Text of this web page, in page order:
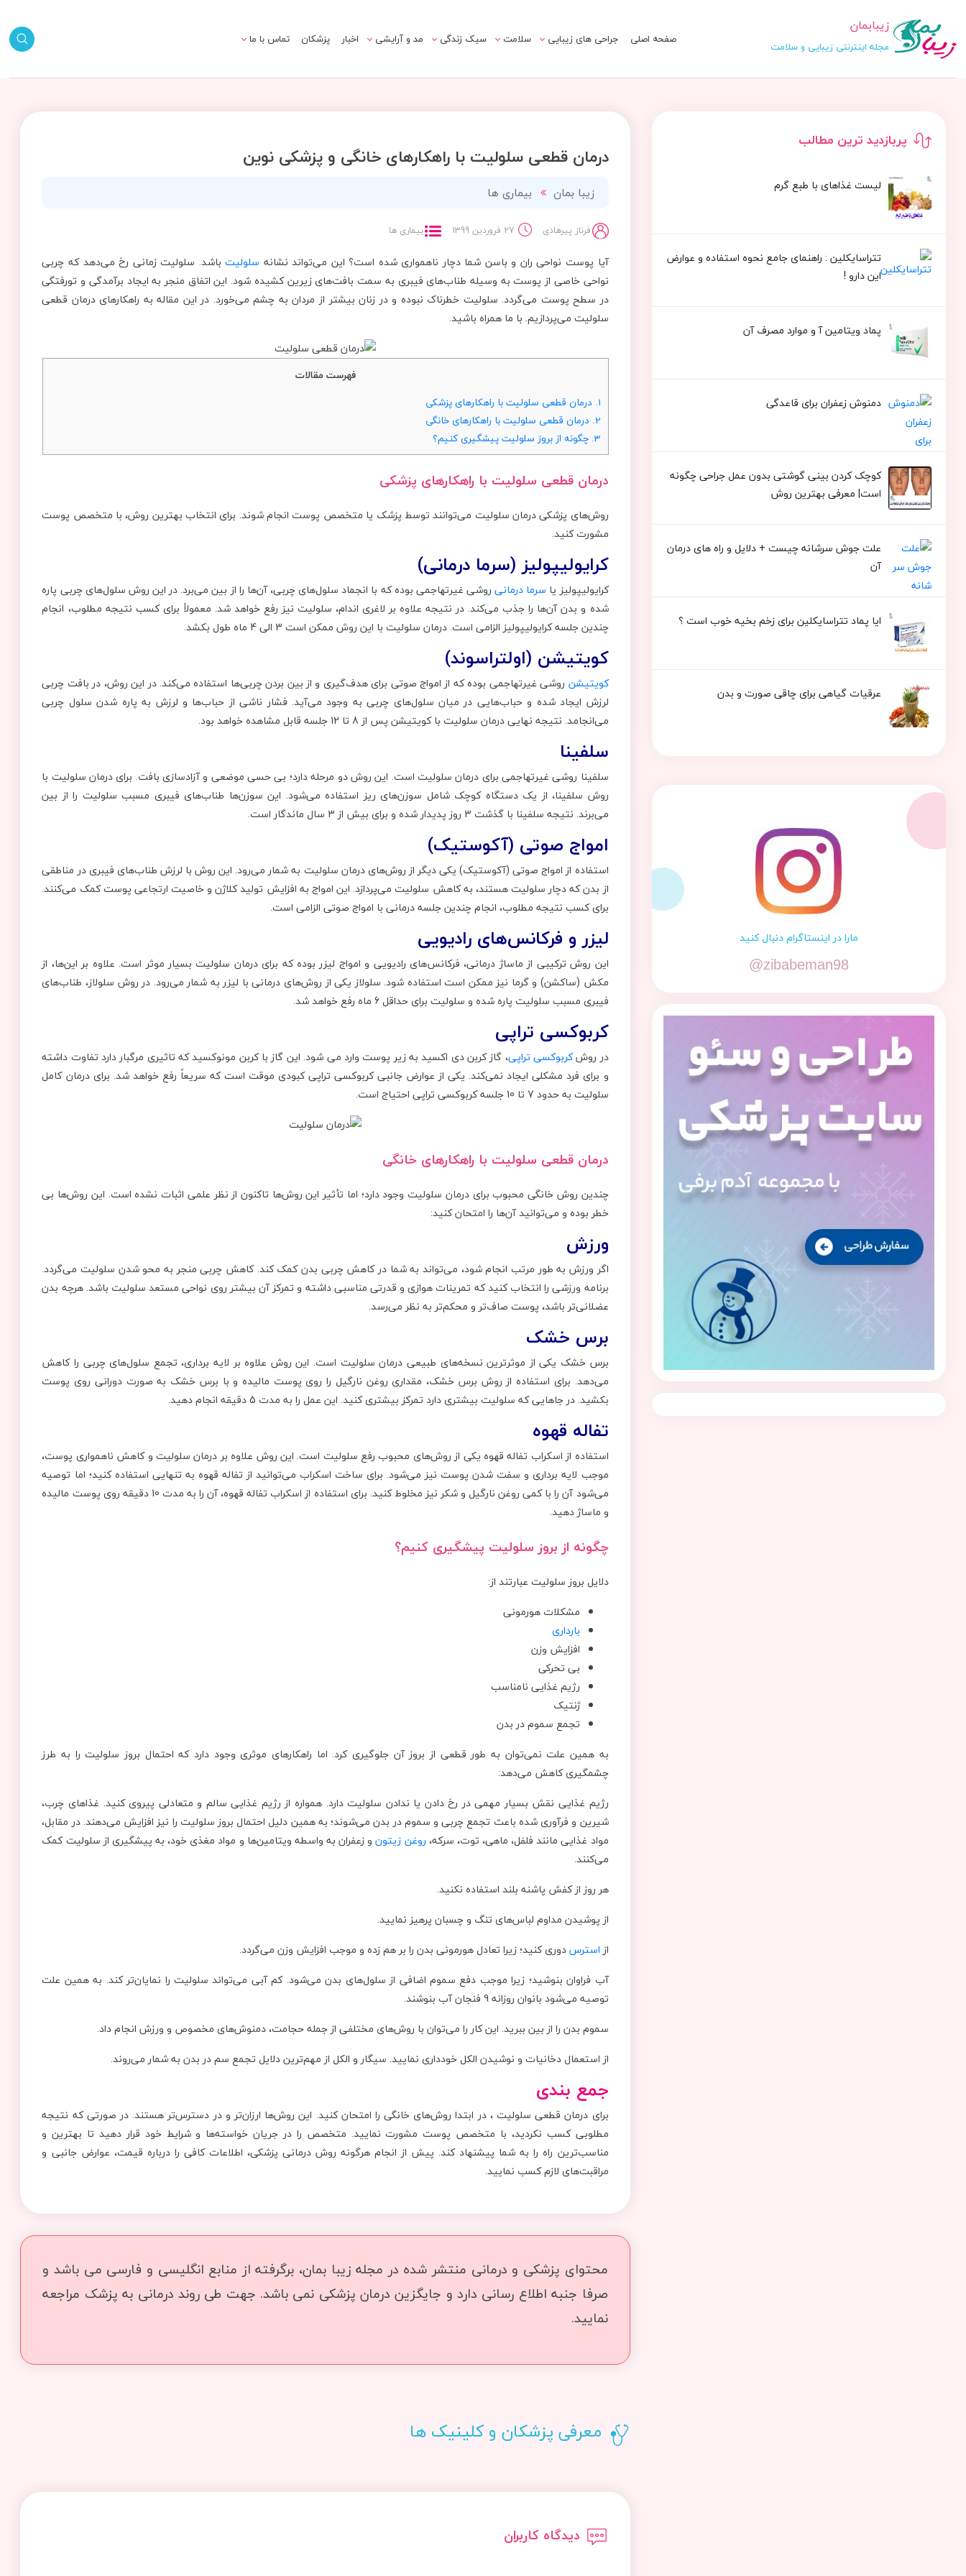
زیبابمان
مجله اینترنتی زیبایی و سلامت صفحه اصلی جراحی های زیبایی سلامت سبک زندگی مد و آرایشی اخبار پزشکان تماس با ما
پربازدید ترین مطالب
لیست غذاهای با طبع گرم
تتراسایکلین : راهنمای جامع نحوه استفاده و عوارض
این دارو !
پماد ویتامین آ و موارد مصرف آن
دمنوش زعفران برای قاعدگی
کوچک کردن بینی گوشتی بدون عمل جراحی چگونه
است| معرفی بهترین روش
علت جوش سرشانه چیست + دلایل و راه های درمان
آن
ایا پماد تتراسایکلین برای زخم بخیه خوب است ؟
عرقیات گیاهی برای چاقی صورت و بدن
مارا در اینستاگرام دنبال کنید
@zibabeman98
درمان قطعی سلولیت با راهکارهای خانگی و پزشکی نوین
زیبا بمان بیماری ها
فرناز پیرهادی 27 فروردین 1399 بیماری ها
آیا پوست نواحی ران و باسن شما دچار ناهمواری شده است؟ این می‌تواند نشانه سلولیتباشد. سلولیت زمانی رخ می‌دهد که چربی
نواحی خاصی از پوست به وسیله طناب‌های فیبری به سمت بافت‌های زیرین کشیده ‌شود. این اتفاق منجر به ایجاد برآمدگی و تورفتگی
در سطح پوست می‌گردد. سلولیت خطرناک نبوده و در زنان بیشتر از مردان به چشم می‌خورد. در این مقاله به راهکارهای درمان قطعی
سلولیت می‌پردازیم. با ما همراه باشید.
فهرست مقالات
1. درمان قطعی سلولیت با راهکارهای پزشکی
2. درمان قطعی سلولیت با راهکارهای خانگی
3. چگونه از بروز سلولیت پیشگیری کنیم؟
درمان قطعی سلولیت با راهکارهای پزشکی
روش‌های پزشکی درمان سلولیت می‌توانند توسط پزشک یا متخصص پوست انجام شوند. برای انتخاب بهترین روش، با متخصص پوست
مشورت کنید.
کرایولیپولیز (سرما درمانی)
کرایولیپولیز یا سرما درمانیروشی غیرتهاجمی بوده که با انجماد سلول‌های چربی، آن‌ها را از بین می‌برد. در این روش سلول‌های چربی پاره
شده و بدن آن‌ها را جذب می‌کند. در نتیجه علاوه بر لاغری اندام، سلولیت نیز رفع خواهد شد. معمولاً برای کسب نتیجه مطلوب، انجام
چندین جلسه کرایولیپولیز الزامی است. درمان سلولیت با این روش ممکن است 3 الی 4 ماه طول بکشد.
کویتیشن (اولتراسوند)
کویتیشن روشی غیرتهاجمی بوده که از امواج صوتی برای هدف‌گیری و از بین بردن چربی‌ها استفاده می‌کند. در این روش، در بافت چربی
لرزش ایجاد شده و حباب‌هایی در میان سلول‌های چربی به وجود می‌آید. فشار ناشی از حباب‌ها و لرزش به پاره شدن سلول چربی
می‌انجامد. نتیجه نهایی درمان سلولیت با کویتیشن پس از 8 تا 12 جلسه قابل مشاهده خواهد بود.
سلفینا
سلفینا روشی غیرتهاجمی برای درمان سلولیت است. این روش دو مرحله دارد؛ بی حسی موضعی و آزادسازی بافت. برای درمان سلولیت با
روش سلفینا، از یک دستگاه کوچک شامل سوزن‌های ریز استفاده می‌شود. این سوزن‌ها طناب‌های فیبری مسبب سلولیت را از بین
می‌برند. نتیجه سلفینا با گذشت 3 روز پدیدار شده و برای بیش از 3 سال ماندگار است.
امواج صوتی (آکوستیک)
استفاده از امواج صوتی (آکوستیک) یکی دیگر از روش‌های درمان سلولیت به شمار می‌رود. این روش با لرزش طناب‌های فیبری در مناطقی
از بدن که دچار سلولیت هستند، به کاهش سلولیت می‌پردازد. این امواج به افزایش تولید کلاژن و خاصیت ارتجاعی پوست کمک می‌کنند.
برای کسب نتیجه مطلوب، انجام چندین جلسه درمانی با امواج صوتی الزامی است.
لیزر و فرکانس‌های رادیویی
این روش‌ ترکیبی از ماساژ درمانی، فرکانس‌های رادیویی و امواج لیزر بوده که برای درمان سلولیت بسیار موثر است. علاوه بر این‌ها، از
مکش (ساکشن) و گرما نیز ممکن است استفاده شود. سلولاز یکی از روش‌های درمانی با لیزر به شمار می‌رود. در روش سلولاز، طناب‌های
فیبری مسبب سلولیت پاره شده و سلولیت برای حداقل 6 ماه رفع خواهد شد.
کربوکسی تراپی
در روشکربوکسی تراپی، گاز کربن دی اکسید به زیر پوست وارد می شود. این گاز با کربن مونوکسید که تاثیری مرگبار دارد تفاوت داشته
و برای فرد مشکلی ایجاد نمی‌کند. یکی از عوارض جانبی کربوکسی تراپی کبودی موقت است که سریعاً رفع خواهد شد. برای درمان کامل
سلولیت به حدود 7 تا 10 جلسه کربوکسی تراپی احتیاج است.
درمان قطعی سلولیت با راهکارهای خانگی
چندین روش خانگی محبوب برای درمان سلولیت وجود دارد؛ اما تأثیر این روش‌ها تاکنون از نظر علمی اثبات نشده است. این روش‌ها بی
خطر بوده و می‌توانید آن‌ها را امتحان کنید:
ورزش
اگر ورزش به طور مرتب انجام شود، می‌تواند به شما در کاهش چربی بدن کمک کند. کاهش چربی منجر به محو شدن سلولیت می‌گردد.
برنامه ورزشی را انتخاب کنید که تمرینات هوازی و قدرتی مناسبی داشته و تمرکز آن بیشتر روی نواحی مستعد سلولیت باشد. هرچه بدن
عضلانی‌تر باشد، پوست صاف‌تر و محکم‌تر به نظر می‌رسد.
برس خشک
برس خشک یکی از موثرترین نسخه‌های طبیعی درمان سلولیت است. این روش علاوه بر لایه برداری، تجمع سلول‌های چربی را کاهش
می‌دهد. برای استفاده از روش برس خشک، مقداری روغن نارگیل را روی پوست مالیده و با برس خشک به صورت دورانی روی پوست
بکشید. در جاهایی که سلولیت بیشتری دارد تمرکز بیشتری کنید. این عمل را به مدت 5 دقیقه انجام دهید.
تفاله قهوه
استفاده از اسکراب تفاله قهوه یکی از روش‌های محبوب رفع سلولیت است. این روش علاوه بر درمان سلولیت و کاهش ناهمواری پوست،
موجب لایه برداری و سفت شدن پوست نیز می‌شود. برای ساخت اسکراب می‌توانید از تفاله قهوه به تنهایی استفاده کنید؛ اما توصیه
می‌شود آن را با کمی روغن نارگیل و شکر نیز مخلوط کنید. برای استفاده از اسکراب تفاله قهوه، آن را به مدت 10 دقیقه روی پوست مالیده
و ماساژ دهید.
چگونه از بروز سلولیت پیشگیری کنیم؟
دلایل بروز سلولیت عبارتند از:
مشکلات هورمونی
بارداری
افزایش وزن
بی تحرکی
رژیم غذایی نامناسب
ژنتیک
تجمع سموم در بدن
به همین علت نمی‌توان به طور قطعی از بروز آن جلوگیری کرد. اما راهکارهای موثری وجود دارد که احتمال بروز سلولیت را به طرز
چشمگیری کاهش می‌دهد:
رژیم غذایی نقش بسیار مهمی در رخ دادن یا ندادن سلولیت دارد. همواره از رژیم غذایی سالم و متعادلی پیروی کنید. غذاهای چرب،
شیرین و فرآوری شده باعث تجمع چربی و سموم در بدن می‌شوند؛ به همین دلیل احتمال بروز سلولیت را نیز افزایش می‌دهند. در مقابل،
مواد غذایی مانند فلفل، ماهی، توت، سرکه، روغن زیتونو زعفران به واسطه ویتامین‌ها و مواد مغذی خود، به پیشگیری از سلولیت کمک
می‌کنند.
هر روز از کفش پاشنه بلند استفاده نکنید.
از پوشیدن مداوم لباس‌های تنگ و چسبان پرهیز نمایید.
ازاسترسدوری کنید؛ زیرا تعادل هورمونی بدن را بر هم زده و موجب افزایش وزن می‌گردد.
آب فراوان بنوشید؛ زیرا موجب دفع سموم اضافی از سلول‌های بدن می‌شود. کم آبی می‌تواند سلولیت‌ را نمایان‌تر کند. به همین علت
توصیه می‌شود بانوان روزانه 9 فنجان آب بنوشند.
سموم بدن را از بین ببرید. این کار را می‌توان با روش‌های مختلفی از جمله حجامت، دمنوش‌های مخصوص و ورزش‌ انجام داد.
از استعمال دخانیات و نوشیدن الکل خودداری نمایید. سیگار و الکل از مهم‌ترین دلایل تجمع سم در بدن به شمار می‌روند.
جمع بندی
برای درمان قطعی سلولیت ، در ابتدا روش‌های خانگی را امتحان کنید. این روش‌ها ارزان‌تر و در دسترس‌تر هستند. در صورتی که نتیجه
مطلوبی کسب نکردید، با متخصص پوست مشورت نمایید. متخصص را در جریان خواسته‌ها و شرایط خود قرار دهید تا بهترین و
مناسب‌ترین راه‌ را به شما پیشنهاد کند. پیش از انجام هرگونه روش درمانی پزشکی، اطلاعات کافی را درباره قیمت، عوارض جانبی و
مراقبت‌های لازم کسب نمایید.
محتوای پزشکی و درمانی منتشر شده در مجله زیبا بمان، برگرفته از منابع انگلیسی و فارسی می باشد و
صرفا جنبه اطلاع رسانی دارد و جایگزین درمان پزشکی نمی باشد. جهت طی روند درمانی به پزشک مراجعه
نمایید.
معرفی پزشکان و کلینیک ها
دیدگاه کاربران